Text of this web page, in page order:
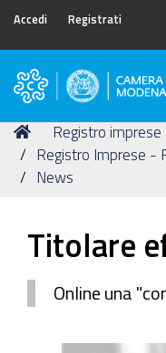
Accedi Registrati
Camera
Commercio
di
Modena
Tu
sei
qui:
Home
Registro imprese
Registro Imprese -
News
Titolare
Online una